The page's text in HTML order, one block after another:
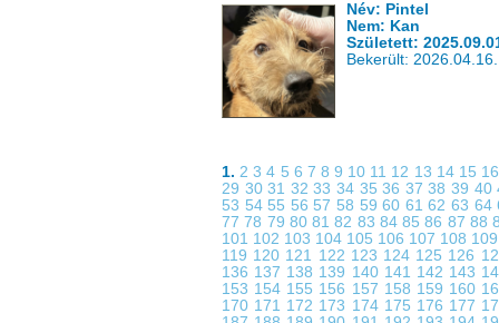
Név: Pintel
Nem: Kan
Született:
Bekerült: 2026.04.16.
1. 234 5 6 7 8 9 10 11 12 13 14 15
29 3031 323334 3536 373839 40
53 54 55 56 57 58 5960 616263 64
7778 79 808182 83 848586 87 88
101 102 103 104 105 106 107 108
119 120 121 122 123 124 125 126
136 137 138 139 140 141 142 143
153 154 155 156 157 158 159 160
170 171 172 173 174 175 176 177